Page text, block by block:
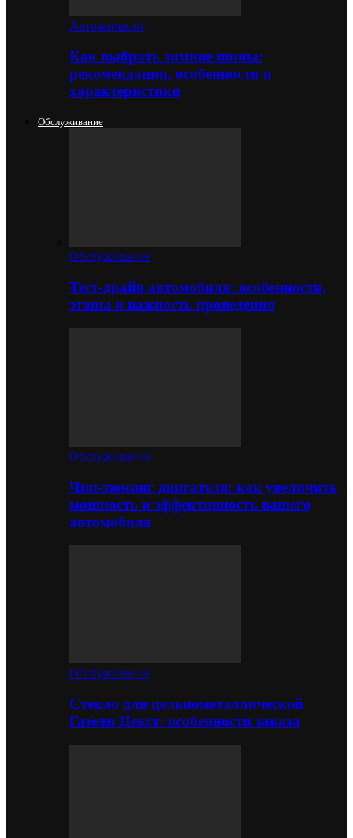
Автозапчасти
Как выбрать зимние шины:
рекомендации, особенности и
характеристики
Обслуживание
Обслуживание
Тест-драйв автомобиля: особенности,
этапы и важность проведения
Обслуживание
Чип-тюнинг двигателя: как увеличить
мощность и эффективность вашего
автомобиля
Обслуживание
Стекло для цельнометаллической
Газели Некст: особенности заказа